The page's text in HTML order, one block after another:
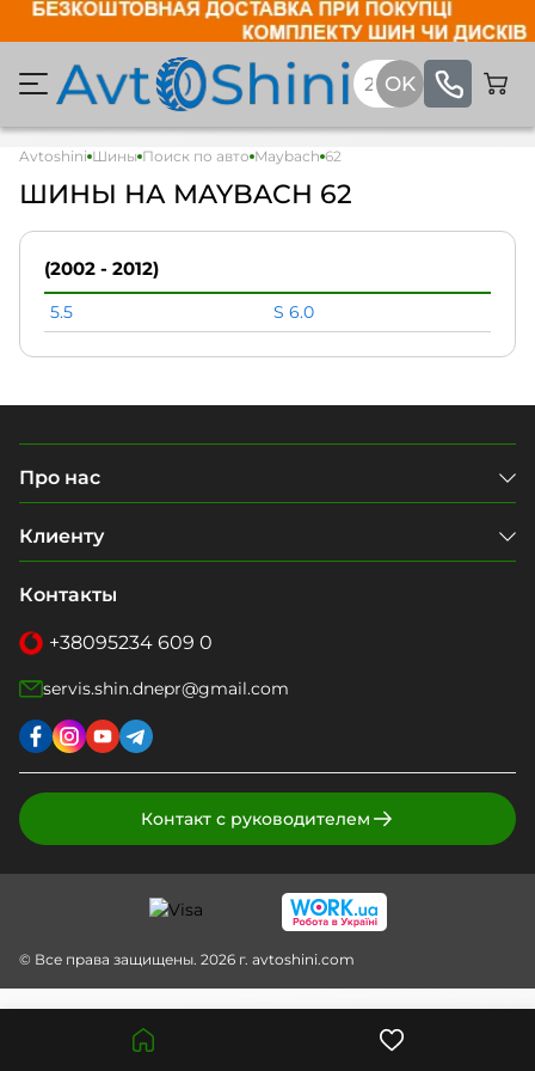
Avtoshini Шины Поиск по авто Maybach 62
ШИНЫ НА MAYBACH 62
(2002 - 2012)
5.5 S 6.0
Про нас
Клиенту
Контакты
+38095234 609 0
servis.shin.dnepr@gmail.com
Контакт с руководителем
© Все права защищены. 2026 г. avtoshini.com